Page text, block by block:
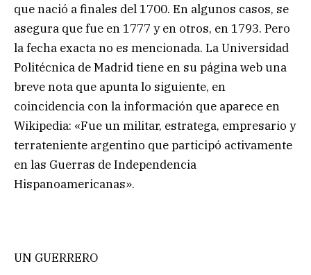
que nació a finales del 1700. En algunos casos, se
asegura que fue en 1777 y en otros, en 1793. Pero
la fecha exacta no es mencionada. La Universidad
Politécnica de Madrid tiene en su página web una
breve nota que apunta lo siguiente, en
coincidencia con la información que aparece en
Wikipedia: «Fue un militar, estratega, empresario y
terrateniente argentino que participó activamente
en las Guerras de Independencia
Hispanoamericanas».
UN GUERRERO